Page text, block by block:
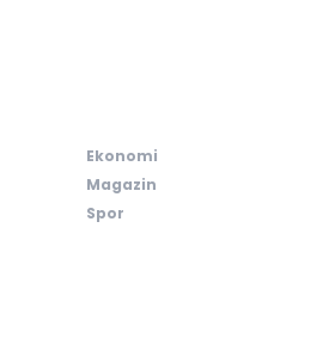
Ekonomi
Magazin
Spor